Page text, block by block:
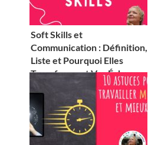
Soft Skills et
Communication : Définition,
Liste et Pourquoi Elles
Transforment Vos Échanges
Professionnels